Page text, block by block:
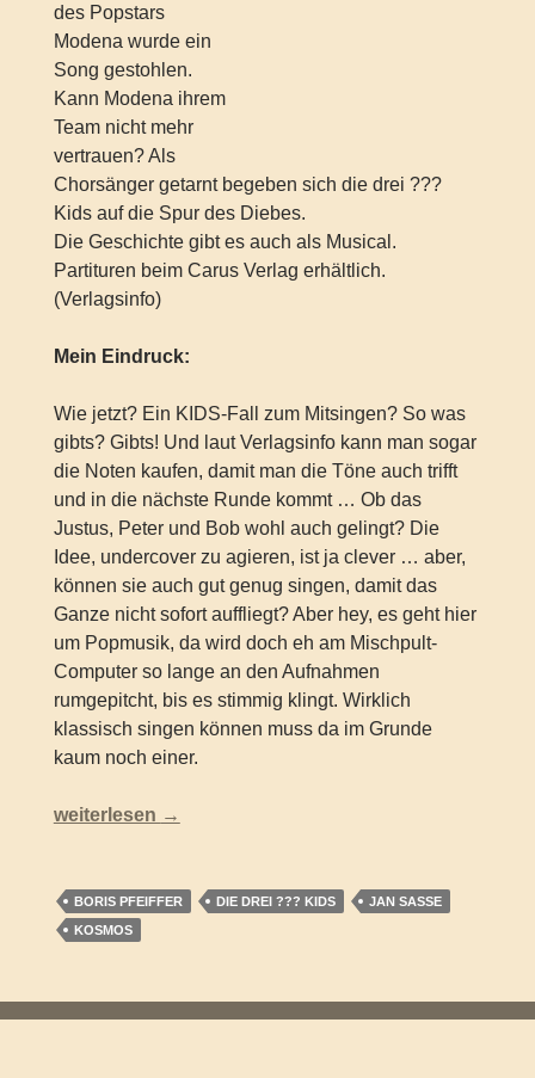
des Popstars
Modena wurde ein
Song gestohlen.
Kann Modena ihrem
Team nicht mehr
vertrauen? Als
Chorsänger getarnt begeben sich die drei ???
Kids auf die Spur des Diebes.
Die Geschichte gibt es auch als Musical.
Partituren beim Carus Verlag erhältlich.
(Verlagsinfo)
Mein Eindruck:
Wie jetzt? Ein KIDS-Fall zum Mitsingen? So was
gibts? Gibts! Und laut Verlagsinfo kann man sogar
die Noten kaufen, damit man die Töne auch trifft
und in die nächste Runde kommt … Ob das
Justus, Peter und Bob wohl auch gelingt? Die
Idee, undercover zu agieren, ist ja clever … aber,
können sie auch gut genug singen, damit das
Ganze nicht sofort auffliegt? Aber hey, es geht hier
um Popmusik, da wird doch eh am Mischpult-
Computer so lange an den Aufnahmen
rumgepitcht, bis es stimmig klingt. Wirklich
klassisch singen können muss da im Grunde
kaum noch einer.
Die drei ??? Kids – Die Musikdiebe (Band 77)
weiterlesen →
BORIS PFEIFFER DIE DREI ??? KIDS
JAN SASSE
KOSMOS